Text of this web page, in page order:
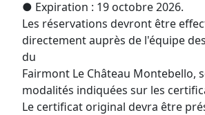
● Expiration : 19 octobre 2026.
Les réservations devront être
directement auprès de l'équipe
du
Fairmont Le Château Montebello,
modalités indiquées sur les
Le certificat original devra être